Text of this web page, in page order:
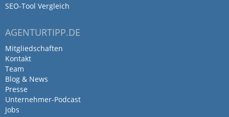
SEO-Tool Vergleich
AGENTURTIPP.DE
Mitgliedschaften
Kontakt
Team
Blog & News
Presse
Unternehmer-Podcast
Jobs